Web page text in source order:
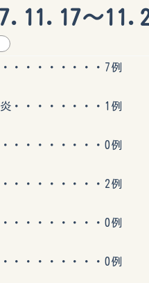
〜
・・・・・・・・7例
・・・・・・・・1例
・・・・・・・・0例
・・・・・・・・2例
・・・・・・・・0例
・・・・・・・・0例